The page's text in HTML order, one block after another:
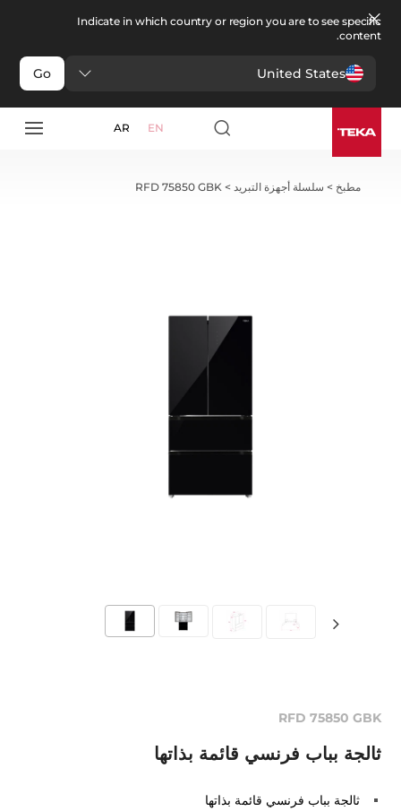
Indicate in which country or region you are to see specific
content.
United States
Go
EN
AR
مطبخ > سلسلة أجهزة التبريد>
RFD 75850 GBK
RFD 75850 GBK
ثالجة بباب فرنسي قائمة بذاتها
ثالجة بباب فرنسي قائمة بذاتها